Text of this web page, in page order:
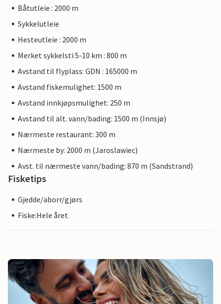
Båtutleie : 2000 m
Sykkelutleie
Hesteutleie : 2000 m
Merket sykkelsti 5-10 km : 800 m
Avstand til flyplass: GDN : 165000 m
Avstand fiskemulighet: 1500 m
Avstand innkjøpsmulighet: 250 m
Avstand til alt. vann/bading: 1500 m (Innsjø)
Nærmeste restaurant: 300 m
Nærmeste by: 2000 m (Jaroslawiec)
Avst. til nærmeste vann/bading: 870 m (Sandstrand)
Fisketips
Gjedde/aborr/gjørs
Fiske:Hele året